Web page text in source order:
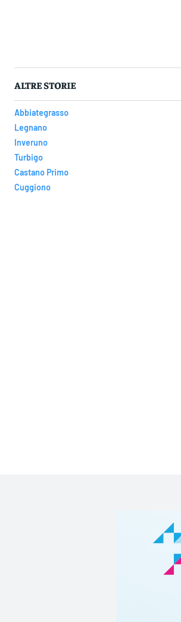
ALTRE STORIE
Abbiategrasso
Legnano
Inveruno
Turbigo
Castano Primo
Cuggiono